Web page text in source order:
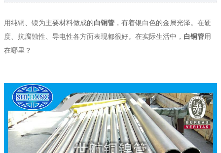
用纯铜、镍为主要材料做成的白铜管 ，有着银白色的金属光泽。在硬
度、抗腐蚀性、导电性各方面表现都很好。在实际生活中， 白铜管用
在哪里？